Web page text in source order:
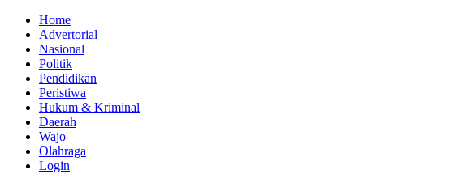
Home
Advertorial
Nasional
Politik
Pendidikan
Peristiwa
Hukum & Kriminal
Daerah
Wajo
Olahraga
Login